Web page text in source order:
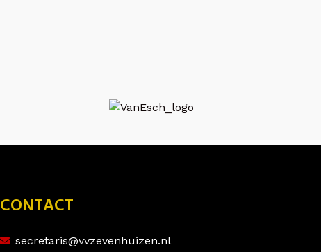
CONTACT
secretaris@vvzevenhuizen.nl